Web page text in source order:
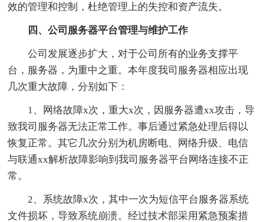
效的管理和控制，杜绝管理上的失控和资产流失。
四、公司服务器平台管理与维护工作
公司发展逐步扩大，对于公司所有的业务支撑平
台，服务器，为重中之重。本年度我司服务器相应出现
几次重大故障，分别如下：
1、网络故障x次，重大x次，因服务器遭xx攻击，导
致我司服务器无法正常工作。事后通过紧急处理后得以
恢复正常。其它几次分别为机房断电、网络升级、电信
与联通xx解析故障影响到我司服务器平台网络连接不正
常。
2、系统故障x次，其中一次为短信平台服务器系统
文件损坏，导致系统崩溃。经过技术部采用紧急预案措